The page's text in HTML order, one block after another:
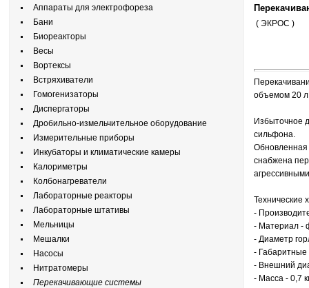
Аппараты для электрофореза
Бани
Биореакторы
Весы
Вортексы
Встряхиватели
Гомогенизаторы
Диспергаторы
Дробильно-измельчительное оборудование
Измерительные приборы
Инкубаторы и климатические камеры
Калориметры
Колбонагреватели
Лабораторные реакторы
Лабораторные штативы
Мельницы
Мешалки
Насосы
Нитратомеры
Перекачивающие системы
( ЭКРОС )
объемом 20
Избыточное
сильфона.
снабжена
Технические
-
- Материал -
- Диаметр
-
- Внешний
- Масса - 0,7